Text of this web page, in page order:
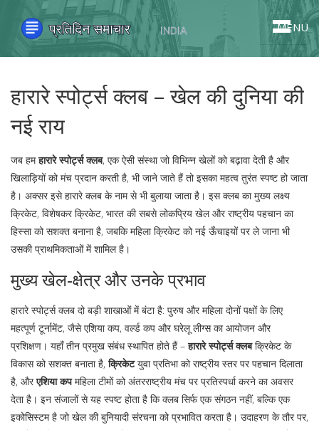
MENU
हारारे स्पोर्ट्स क्लब – खेल की दुनिया की
नई राय
जब हमहारारे स्पोर्ट्स क्लब, एक ऐसी संस्था जो विभिन्न खेलों को बढ़ावा देती है और
खिलाड़ियों को मंच प्रदान करती है, भी जाने जाते हैं तो इसका महत्व तुरंत स्पष्ट हो जाता
है। अक्सर इसेहारारे क्लब के नाम से भी बुलाया जाता है। इस क्लब का मुख्य लक्ष्य
क्रिकेट, विशेषकरक्रिकेट, भारत की सबसे लोकप्रिय खेल और राष्ट्रीय पहचान का
हिस्साको सशक्त बनाना है, जबकि महिला क्रिकेट को नई ऊँचाइयों पर ले जाना भी
उसकी प्राथमिकताओं में शामिल है।
मुख्य खेल‑क्षेत्र और उनके प्रभाव
हारारे स्पोर्ट्स क्लब दो बड़ी शाखाओं में बंटा है: पुरुष और महिला दोनों पक्षों के लिए
महत्पूर्ण टूर्नामेंट, जैसे एशिया कप, वर्ल्ड कप और घरेलू लीग्सका आयोजन और
प्रशिक्षण। यहाँ तीन प्रमुख संबंध स्थापित होते हैं –हारारे स्पोर्ट्स क्लबक्रिकेट के
विकास को सशक्त बनाता है,क्रिकेटयुवा प्रतिभा को राष्ट्रीय स्तर पर पहचान दिलाता
है, औरएशिया कपमहिला टीमों को अंतरराष्ट्रीय मंच पर प्रतिस्पर्धा करने का अवसर
देता है। इन संजालों से यह स्पष्ट होता है कि क्लब सिर्फ एक संगठन नहीं, बल्कि एक
इकोसिस्टम है जो खेल की बुनियादी संरचना को प्रभावित करता है। उदाहरण के तौर पर,